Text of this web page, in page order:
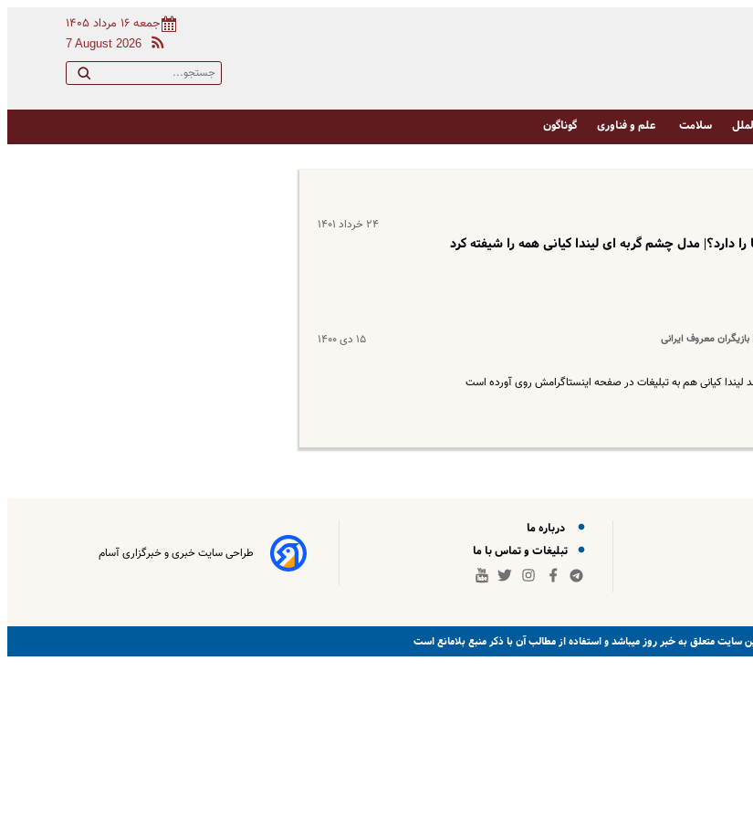
جمعه ۱۶ مرداد ۱۴۰۵
7 August 2026
سلامت علم و فناوری گوناگون
۲۴ خرداد ۱۴۰۱
را دارد؟| مدل چشم گربه ای لیندا کیانی همه را شیفته کرد
معروف ایرانی ۱۵ دی ۱۴۰۰
لیندا کیانی هم به تبلیغات در صفحه اینستاگرامش روی آورده است
درباره ما
تبلیغات و تماس با ما
طراحی سایت خبری و خبرگزاری آسام
سایت متعلق بهخبر روزمیباشد و استفاده از مطالب آن با ذکر منبع بلامانع است